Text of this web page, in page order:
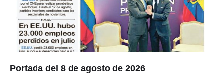
Portada del 8 de agosto de 2026